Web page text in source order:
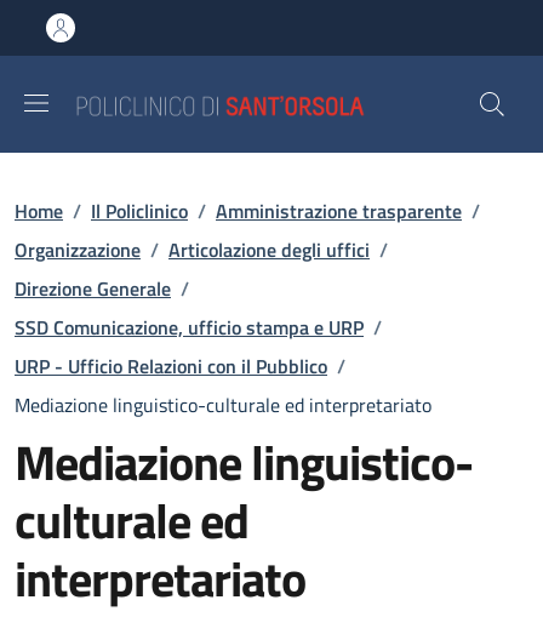
al contenuto principale
to footer content
Briciole di pane
Home / Il Policlinico / Amministrazione trasparente /
Organizzazione / Articolazione degli uffici /
Direzione Generale /
SSD Comunicazione, ufficio stampa e URP /
URP - Ufficio Relazioni con il Pubblico /
Mediazione linguistico-culturale ed interpretariato
Mediazione linguistico-
culturale ed
interpretariato